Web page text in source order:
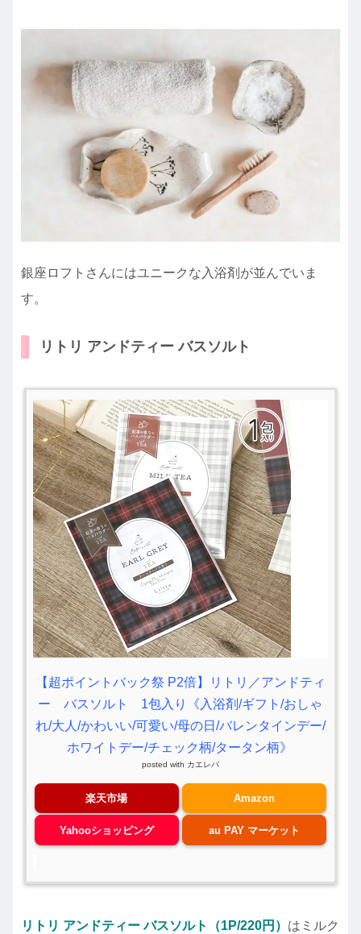
銀座ロフトさんにはユニークな入浴剤が並んでいま
す。
リトリ アンドティー バスソルト
【超ポイントバック祭 P2倍】リトリ／アンドティ
ー バスソルト 1包入り《入浴剤/ギフト/おしゃ
れ/大人/かわいい/可愛い/母の日/バレンタインデー/
ホワイトデー/チェック柄/タータン柄》
posted with カエレバ
楽天市場 Amazon
Yahooショッピング au PAY マーケット
リトリ アンドティー バスソルト（1P/220円） はミルク